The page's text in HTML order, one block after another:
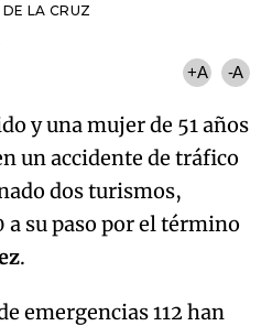
LA CRUZ
+A -A
y una mujer de 51 años
un accidente de tráfico
dos turismos,
su paso por el término
.
emergencias 112 han